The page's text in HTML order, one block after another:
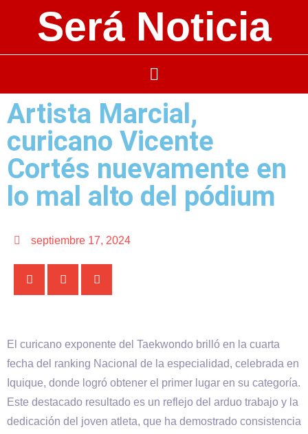
Será Noticia
Artista Marcial,
curicano Vicente
Cortés nuevamente en
lo mal alto del pódium
septiembre 17, 2024
El curicano exponente del Taekwondo brilló en la cuarta
fecha del ranking Nacional de la especialidad, celebrada en
Iquique, donde logró obtener el primer lugar en su categoría.
Este destacado resultado es un reflejo del arduo trabajo y la
dedicación del joven atleta, que ha demostrado consistencia